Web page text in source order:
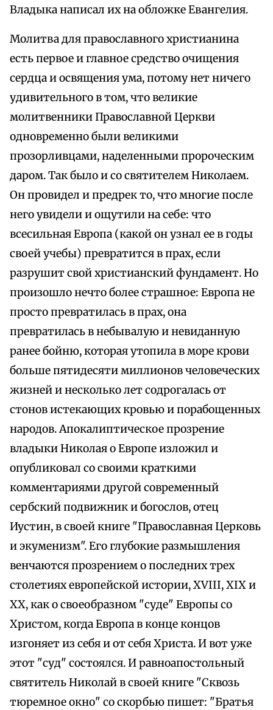
Владыка написал их на обложке Евангелия.
Молитва для православного христианина
есть первое и главное средство очищения
сердца и освящения ума, потому нет ничего
удивительного в том, что великие
молитвенники Православной Церкви
одновременно были великими
прозорливцами, наделенными пророческим
даром. Так было и со святителем Николаем.
Он провидел и предрек то, что многие после
него увидели и ощутили на себе: что
всесильная Европа (какой он узнал ее в годы
своей учебы) превратится в прах, если
разрушит свой христианский фундамент. Но
произошло нечто более страшное: Европа не
просто превратилась в прах, она
превратилась в небывалую и невиданную
ранее бойню, которая утопила в море крови
больше пятидесяти миллионов человеческих
жизней и несколько лет содрогалась от
стонов истекающих кровью и порабощенных
народов. Апокалиптическое прозрение
владыки Николая о Европе изложил и
опубликовал со своими краткими
комментариями другой современный
сербский подвижник и богослов, отец
Иустин, в своей книге "Православная Церковь
и экуменизм". Его глубокие размышления
венчаются прозрением о последних трех
столетиях европейской истории, XVIII, XIX и
XX, как о своеобразном "суде" Европы со
Христом, когда Европа в конце концов
изгоняет из себя и от себя Христа. И вот уже
этот "суд" состоялся. И равноапостольный
святитель Николай в своей книге "Сквозь
тюремное окно" со скорбью пишет: "Братья